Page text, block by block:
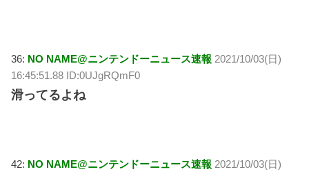
36: NO NAME@ニンテンドーニュース速報 2021/10/03(日)
16:45:51.88 ID:0UJgRQmF0
滑ってるよね
42: NO NAME@ニンテンドーニュース速報 2021/10/03(日)